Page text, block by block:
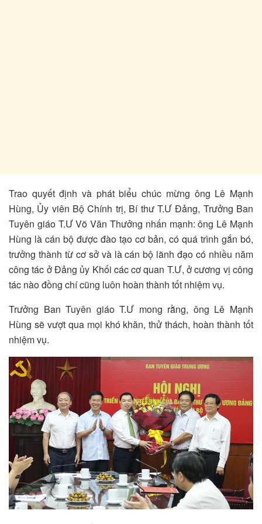
Trao quyết định và phát biểu chúc mừng ông Lê Mạnh
Hùng, Ủy viên Bộ Chính trị, Bí thư T.Ư Đảng, Trưởng Ban
Tuyên giáo T.Ư Võ Văn Thưởng nhấn mạnh: ông Lê Mạnh
Hùng là cán bộ được đào tạo cơ bản, có quá trình gắn bó,
trưởng thành từ cơ sở và là cán bộ lãnh đạo có nhiều năm
công tác ở Đảng ủy Khối các cơ quan T.Ư, ở cương vị công
tác nào đồng chí cũng luôn hoàn thành tốt nhiệm vụ.
Trưởng Ban Tuyên giáo T.Ư mong rằng, ông Lê Mạnh
Hùng sẽ vượt qua mọi khó khăn, thử thách, hoàn thành tốt
nhiệm vụ.